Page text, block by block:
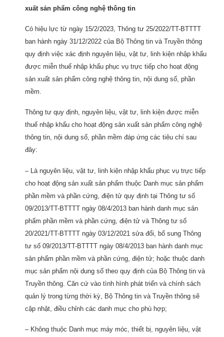
xuất sản phẩm công nghệ thông tin
Có hiệu lực từ ngày 15/2/2023, Thông tư 25/2022/TT-BTTTT
ban hành ngày 31/12/2022 của Bộ Thông tin và Truyền thông
quy định việc xác định nguyên liệu, vật tư, linh kiện nhập khẩu
được miễn thuế nhập khẩu phục vụ trực tiếp cho hoạt động
sản xuất sản phẩm công nghệ thông tin, nội dung số, phần
mềm.
Thông tư quy định, nguyên liệu, vật tư, linh kiện được miễn
thuế nhập khẩu cho hoạt động sản xuất sản phẩm công nghệ
thông tin, nội dung số, phần mềm đáp ứng các tiêu chí sau
đây:
– Là nguyên liệu, vật tư, linh kiện nhập khẩu phục vụ trực tiếp
cho hoạt động sản xuất sản phẩm thuộc Danh mục sản phẩm
phần mềm và phần cứng, điện tử quy định tại Thông tư số
09/2013/TT-BTTTT ngày 08/4/2013 ban hành danh mục sản
phẩm phần mềm và phần cứng, điện tử và Thông tư số
20/2021/TT-BTTTT ngày 03/12/2021 sửa đổi, bổ sung Thông
tư số 09/2013/TT-BTTTT ngày 08/4/2013 ban hành danh mục
sản phẩm phần mềm và phần cứng, điện tử; hoặc thuộc danh
mục sản phẩm nội dung số theo quy định của Bộ Thông tin và
Truyền thông. Căn cứ vào tình hình phát triển và chính sách
quản lý trong từng thời kỳ, Bộ Thông tin và Truyền thông sẽ
cập nhật, điều chỉnh các danh mục cho phù hợp;
– Không thuộc Danh mục máy móc, thiết bị, nguyên liệu, vật